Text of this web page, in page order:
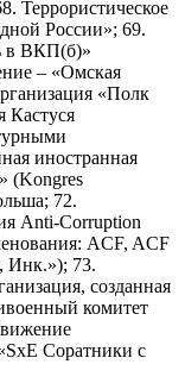
Террористическое
России»; 69.
в ВКП(б)»
– «Омская
«Полк
Кастуся
иностранная
(Kongres
72.
Anti-Corruption
ACF, ACF
Инк.»); 73.
созданная
комитет
Соратники с